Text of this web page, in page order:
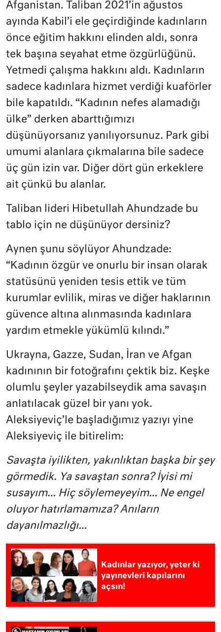
Afganistan. Taliban 2021’in ağustos
ayında Kabil’i ele geçirdiğinde kadınların
önce eğitim hakkını elinden aldı, sonra
tek başına seyahat etme özgürlüğünü.
Yetmedi çalışma hakkını aldı. Kadınların
sadece kadınlara hizmet verdiği kuaförler
bile kapatıldı. “Kadının nefes alamadığı
ülke” derken abarttığımızı
düşünüyorsanız yanılıyorsunuz. Park gibi
umumi alanlara çıkmalarına bile sadece
üç gün izin var. Diğer dört gün erkeklere
ait çünkü bu alanlar.
Taliban lideri Hibetullah Ahundzade bu
tablo için ne düşünüyor dersiniz?
Aynen şunu söylüyor Ahundzade:
“Kadının özgür ve onurlu bir insan olarak
statüsünü yeniden tesis ettik ve tüm
kurumlar evlilik, miras ve diğer haklarının
güvence altına alınmasında kadınlara
yardım etmekle yükümlü kılındı.”
Ukrayna, Gazze, Sudan, İran ve Afgan
kadınının bir fotoğrafını çektik biz. Keşke
olumlu şeyler yazabilseydik ama savaşın
anlatılacak güzel bir yanı yok.
Aleksiyeviç’le başladığımız yazıyı yine
Aleksiyeviç ile bitirelim:
Savaşta iyilikten, yakınlıktan başka bir şey
görmedik. Ya savaştan sonra? İyisi mi
susayım… Hiç söylemeyeyim… Ne engel
oluyor hatırlamamıza? Anıların
dayanılmazlığı…
Kadınlar yazıyor, yeter ki
yayınevleri kapılarını
açsın!